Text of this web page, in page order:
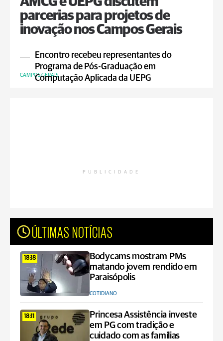
parcerias para projetos de
inovação nos Campos Gerais
Encontro recebeu representantes do
Programa de Pós-Graduação em
Computação Aplicada da UEPG
CAMPOS GERAIS
PUBLICIDADE
ÚLTIMAS NOTÍCIAS
18:18
Bodycams mostram PMs
matando jovem rendido em
Paraisópolis
COTIDIANO
18:11
Princesa Assistência investe
em PG com tradição e
cuidado com as famílias